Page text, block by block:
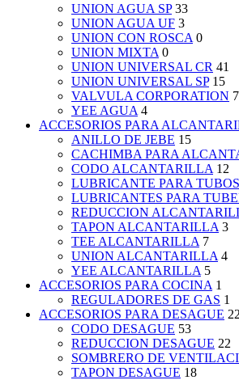
UNION AGUA SP 33
UNION AGUA UF 3
UNION CON ROSCA 0
UNION MIXTA 0
UNION UNIVERSAL CR 41
UNION UNIVERSAL SP 15
VALVULA CORPORATION 7
YEE AGUA 4
ACCESORIOS PARA
ANILLO DE JEBE 15
CACHIMBA PARA
CODO ALCANTARILLA 12
LUBRICANTE PARA TUBOS
LUBRICANTES PARA
REDUCCION
TAPON ALCANTARILLA 3
TEE ALCANTARILLA 7
UNION ALCANTARILLA 4
YEE ALCANTARILLA 5
ACCESORIOS PARA COCINA 1
REGULADORES DE GAS 1
ACCESORIOS PARA DESAGUE
CODO DESAGUE 53
REDUCCION DESAGUE 22
SOMBRERO DE
TAPON DESAGUE 18